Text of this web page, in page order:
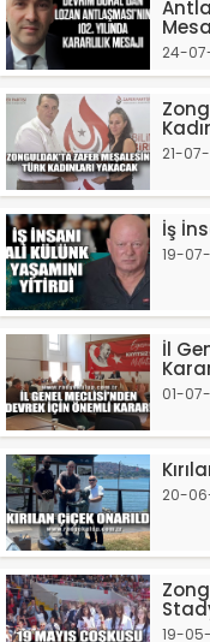
24-
21-
İş
19-
İl
01-
20-
19-